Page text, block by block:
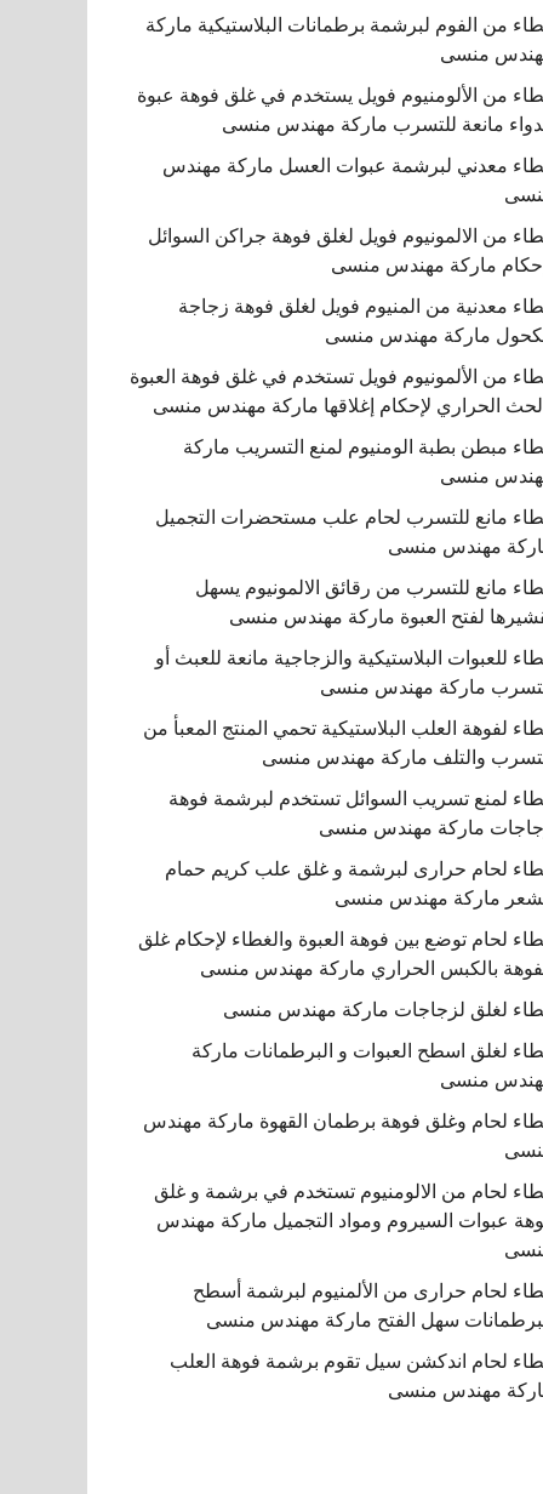
من الفوم لبرشمة برطمانات البلاستيكية ماركة
منسى
من الألومنيوم فويل يستخدم في غلق فوهة عبوة
مانعة للتسرب ماركة مهندس منسى
معدني لبرشمة عبوات العسل ماركة مهندس
من الالمونيوم فويل لغلق فوهة جراكن السوائل
ماركة مهندس منسى
معدنية من المنيوم فويل لغلق فوهة زجاجة
ماركة مهندس منسى
من الألمونيوم فويل تستخدم في غلق فوهة العبوة
الحراري لإحكام إغلاقها ماركة مهندس منسى
مبطن بطبة الومنيوم لمنع التسريب ماركة
منسى
مانع للتسرب لحام علب مستحضرات التجميل
مهندس منسى
مانع للتسرب من رقائق الالمونيوم يسهل
لفتح العبوة ماركة مهندس منسى
للعبوات البلاستيكية والزجاجية مانعة للعبث أو
ماركة مهندس منسى
لفوهة العلب البلاستيكية تحمي المنتج المعبأ من
والتلف ماركة مهندس منسى
لمنع تسريب السوائل تستخدم لبرشمة فوهة
ماركة مهندس منسى
لحام حرارى لبرشمة و غلق علب كريم حمام
ماركة مهندس منسى
لحام توضع بين فوهة العبوة والغطاء لإحكام غلق
بالكبس الحراري ماركة مهندس منسى
لغلق لزجاجات ماركة مهندس منسى
لغلق اسطح العبوات و البرطمانات ماركة
منسى
لحام وغلق فوهة برطمان القهوة ماركة مهندس
لحام من الالومنيوم تستخدم في برشمة و غلق
عبوات السيروم ومواد التجميل ماركة مهندس
لحام حرارى من الألمنيوم لبرشمة أسطح
سهل الفتح ماركة مهندس منسى
لحام اندكشن سيل تقوم برشمة فوهة العلب
مهندس منسى